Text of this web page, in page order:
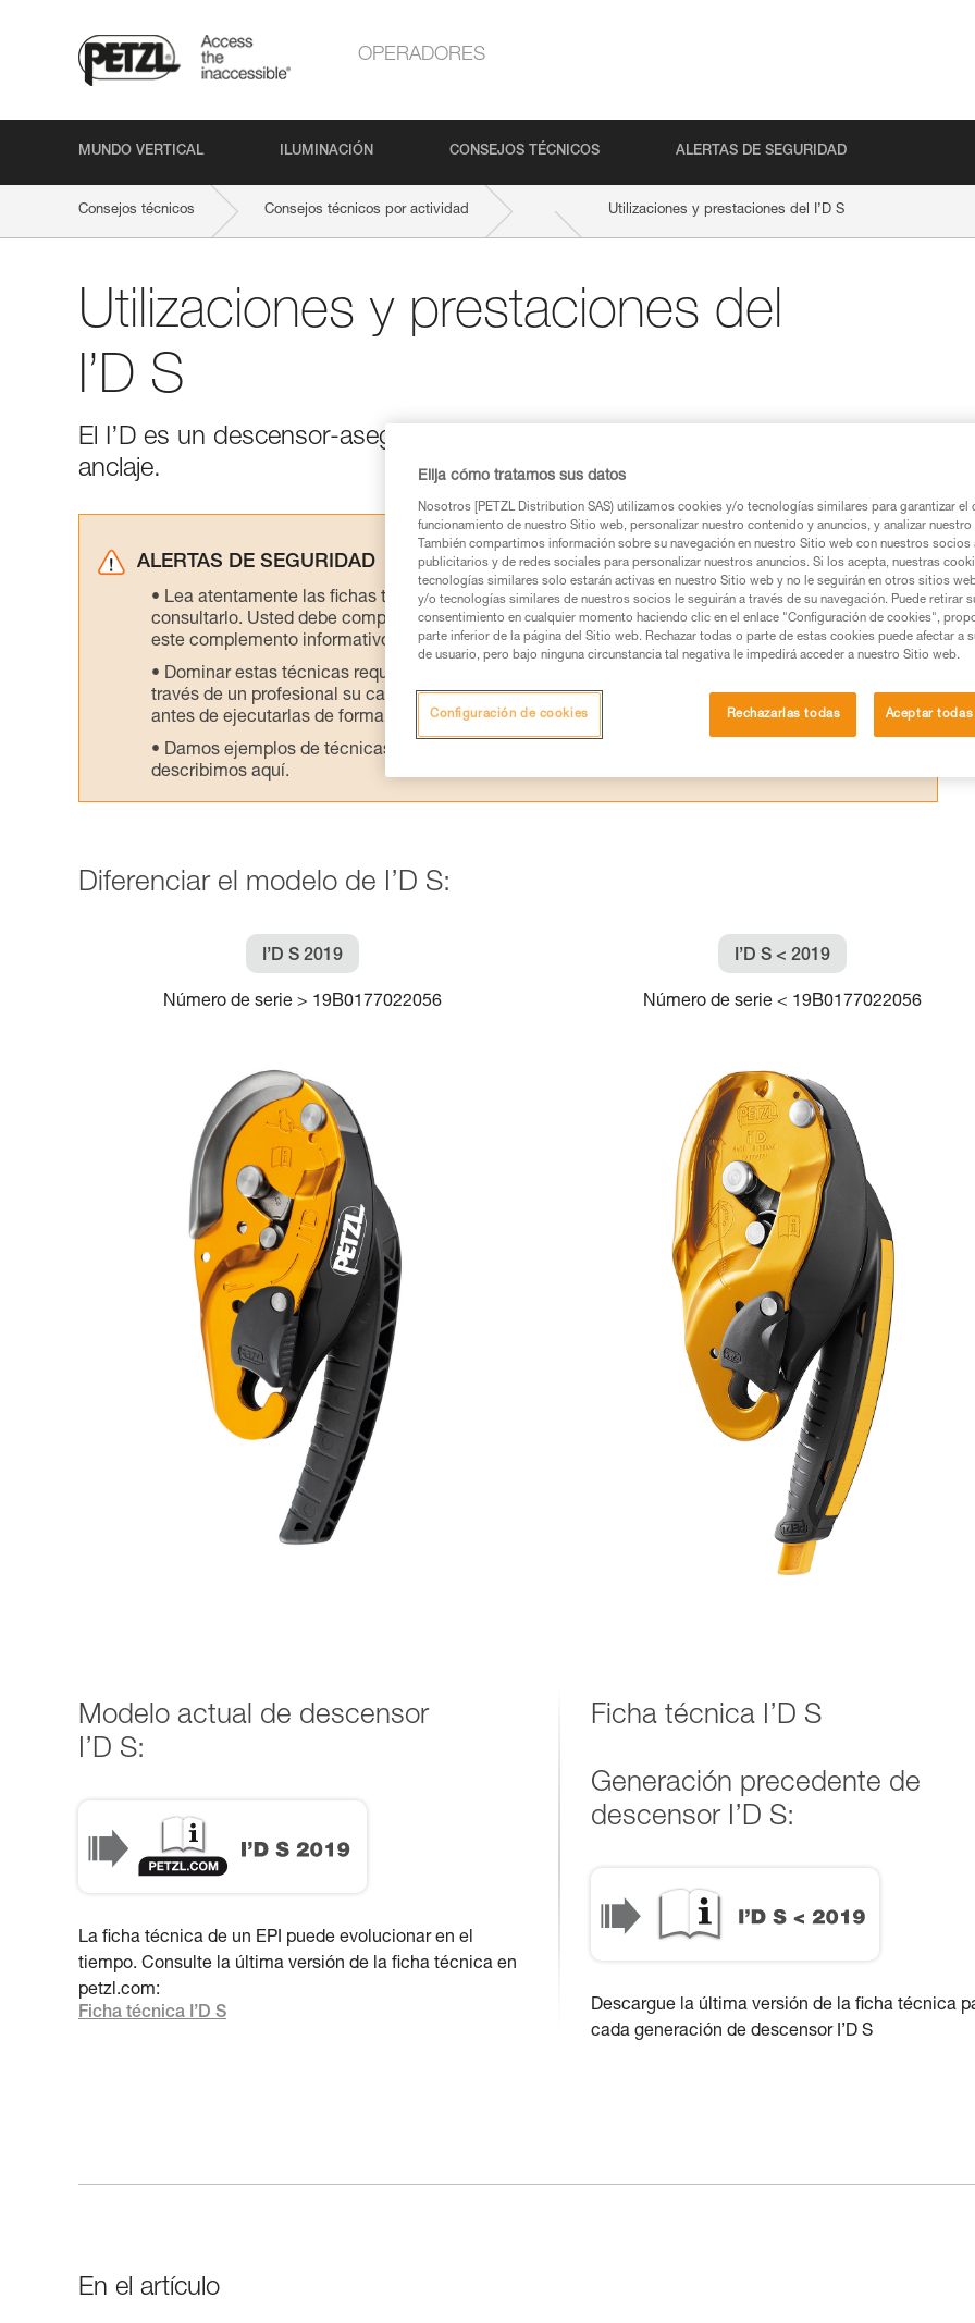
OPERADORES
MUNDO VERTICAL ILUMINACIÓN CONSEJOS TÉCNICOS ALERTAS DE SEGURIDAD
Consejos técnicos Consejos técnicos por actividad Utilizaciones y prestaciones del I’D S
Utilizaciones y prestaciones del
I’D S
El I’D es un descensor-asegurador que puede ser utilizado en el arnés o en un
anclaje.
ALERTAS DE SEGURIDAD
Lea atentamente las fichas técnicas de los productos utilizados en este consejo antes de
consultarlo. Usted debe comprender la información de la ficha técnica para poder comprender
este complemento informativo.
Dominar estas técnicas requiere una formación y un entrenamiento específico. Confirme a
través de un profesional su capacidad para ejecutar estas técnicas, solo y con total seguridad,
antes de ejecutarlas de forma autónoma.
Damos ejemplos de técnicas relacionadas con su actividad. Pueden existir otras que no
describimos aquí.
Diferenciar el modelo de I’D S:
I’D S 2019
Número de serie > 19B0177022056
I’D S < 2019
Número de serie < 19B0177022056
Modelo actual de descensor
I’D S:
La ficha técnica de un EPI puede evolucionar en el
tiempo. Consulte la última versión de la ficha técnica en
petzl.com:
Ficha técnica I’D S
Ficha técnica I’D S
Generación precedente de
descensor I’D S:
Descargue la última versión de la ficha técnica
cada generación de descensor I’D S
En el artículo
Elija cómo tratamos sus datos
Nosotros [PETZL Distribution SAS) utilizamos cookies y/o tecnologías similares para garantizar el
funcionamiento de nuestro Sitio web, personalizar nuestro contenido y anuncios, y analizar
También compartimos información sobre su navegación en nuestro Sitio web con nuestros socios
publicitarios y de redes sociales para personalizar nuestros anuncios. Si los acepta, nuestras
tecnologías similares solo estarán activas en nuestro Sitio web y no le seguirán en otros sitios
y/o tecnologías similares de nuestros socios le seguirán a través de su navegación. Puede retirar
consentimiento en cualquier momento haciendo clic en el enlace "Configuración de cookies",
parte inferior de la página del Sitio web. Rechazar todas o parte de estas cookies puede afectar a
de usuario, pero bajo ninguna circunstancia tal negativa le impedirá acceder a nuestro Sitio web.
Rechazarlas todas Aceptar
Configuración de cookies